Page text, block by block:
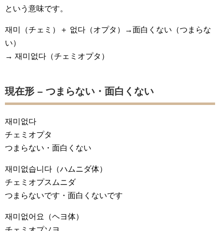
という意味です。
재미（チェミ）＋ 없다（オプタ）→面白くない（つまらな
い）
→ 재미없다（チェミオプタ）
現在形 – つまらない・面白くない
재미없다
チェミオプタ
つまらない・面白くない
재미없습니다 （ハムニダ体）
チェミオプスムニダ
つまらないです・面白くないです
재미없어요
（ヘヨ体）